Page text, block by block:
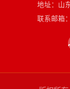
地址：山
联系邮箱